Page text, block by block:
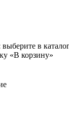
выберите в
«В корзину»